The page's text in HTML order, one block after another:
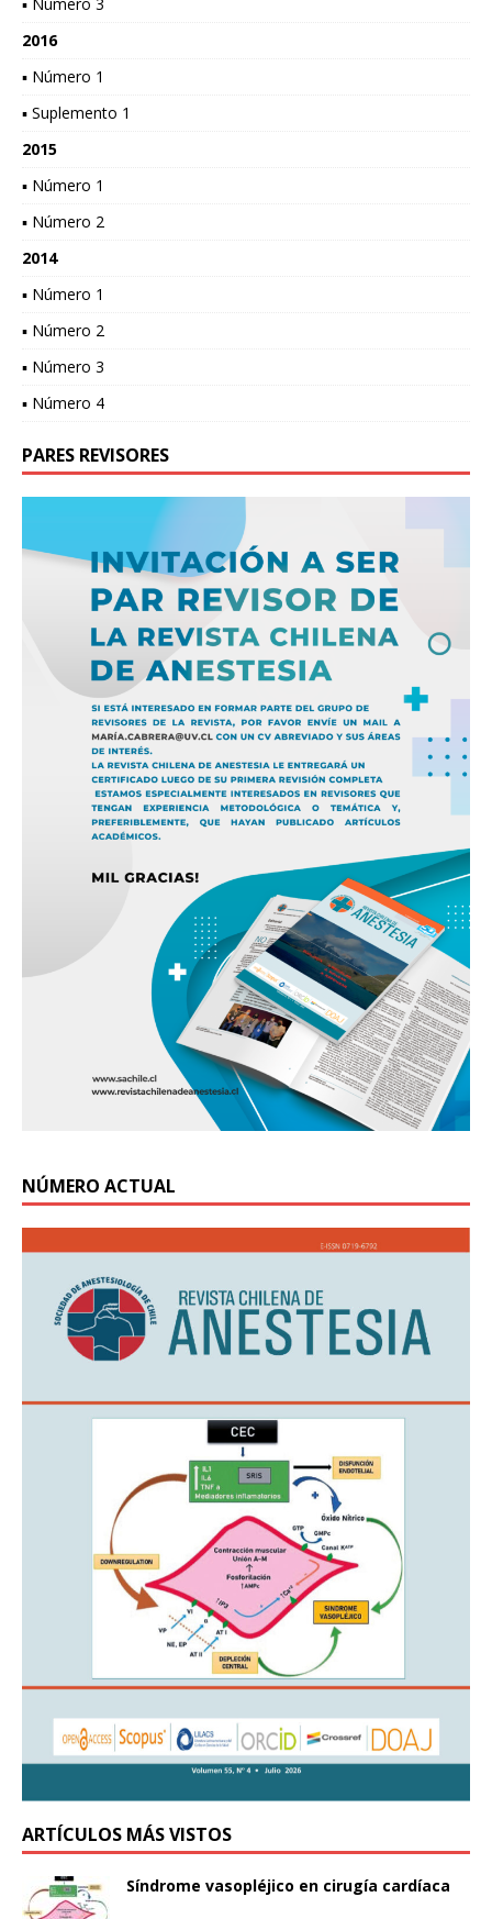
2016
▪ Número 1
▪ Suplemento 1
2015
▪ Número 1
▪ Número 2
2014
▪ Número 1
▪ Número 2
▪ Número 3
▪ Número 4
PARES REVISORES
NÚMERO ACTUAL
ARTÍCULOS MÁS VISTOS
Síndrome vasopléjico en cirugía cardíaca